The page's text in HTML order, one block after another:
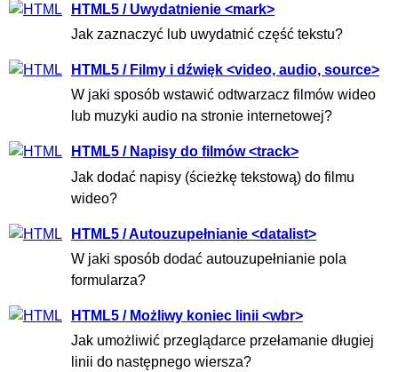
HTML5 / Uwydatnienie <mark>
Jak zaznaczyć lub uwydatnić część tekstu?
HTML5 / Filmy i dźwięk <video, audio, source>
W jaki sposób wstawić odtwarzacz filmów wideo
lub muzyki audio na stronie internetowej?
HTML5 / Napisy do filmów <track>
Jak dodać napisy (ścieżkę tekstową) do filmu
wideo?
HTML5 / Autouzupełnianie <datalist>
W jaki sposób dodać autouzupełnianie pola
formularza?
HTML5 / Możliwy koniec linii <wbr>
Jak umożliwić przeglądarce przełamanie długiej
linii do następnego wiersza?